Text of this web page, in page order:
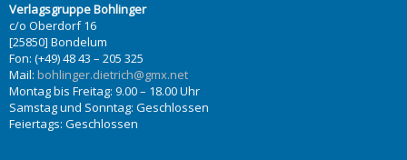
Verlagsgruppe Bohlinger
c/o Oberdorf 16
[25850] Bondelum
Fon: (+49) 48 43 – 205 325
Mail: bohlinger.dietrich@gmx.net
Montag bis Freitag: 9.00 – 18.00 Uhr
Samstag und Sonntag: Geschlossen
Feiertags: Geschlossen